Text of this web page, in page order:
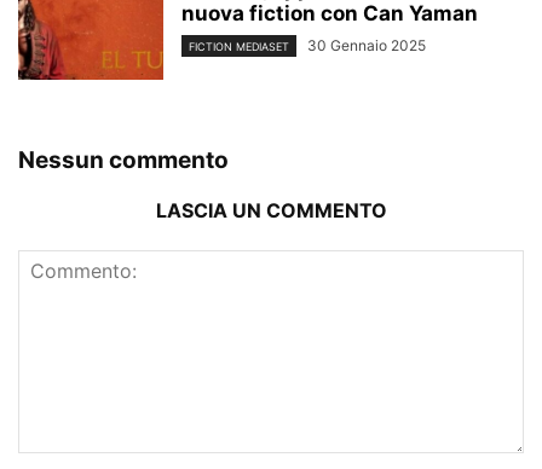
nuova fiction con Can Yaman
FICTION MEDIASET 30 Gennaio 2025
Nessun commento
LASCIA UN COMMENTO